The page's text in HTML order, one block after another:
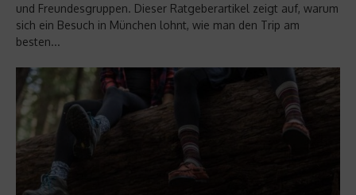
und Freundesgruppen. Dieser Ratgeberartikel zeigt auf, warum
sich ein Besuch in München lohnt, wie man den Trip am
besten...